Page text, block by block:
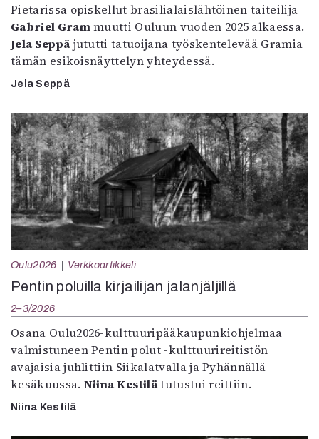
Pietarissa opiskellut brasilialaislähtöinen taiteilija
Gabriel Grammuutti Ouluun vuoden 2025 alkaessa.
Jela Seppä jututti tatuoijana työskentelevää Gramia
tämän esikoisnäyttelyn yhteydessä.
Jela Seppä
Oulu2026 Verkkoartikkeli
Pentin poluilla kirjailijan jalanjäljillä
2–3/2026
Osana Oulu2026-kulttuuripääkaupunkiohjelmaa
valmistuneen Pentin polut -kulttuurireitistön
avajaisia juhlittiin Siikalatvalla ja Pyhännällä
kesäkuussa. Niina Kestilätutustui reittiin.
Niina Kestilä